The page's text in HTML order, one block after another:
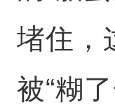
堵住，
被“糊